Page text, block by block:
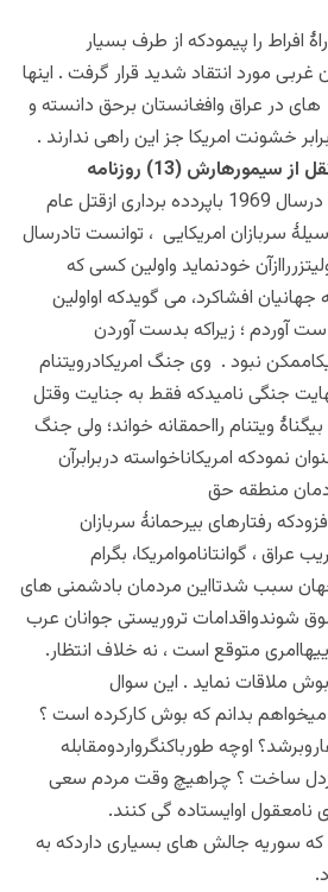
افراط را پیمودکه از طرف بسیار
غربی مورد انتقاد شدید قرار گرفت . اینها
در عراق وافغانستان برحق دانسته و
خشونت امریکا جز این راهی ندارند .
شرق الاوسط به نقل از سیمورهارش (13) روزنامه
که درسال 1969 باپردده برداری ازقتل عام
سربازان امریکایی ، توانست تادرسال
پولیتزرراازآن خودنماید واولین کسی که
جهانیان افشاکرد، می گویدکه اواولین
آوردم ؛ زیراکه بدست آوردن
نبود . وی جنگ امریکادرویتنام
جنگی نامیدکه فقط به جنایت وقتل
ویتنام رااحمقانه خواند؛ ولی جنگ
نمودکه امریکاناخواسته دربرابرآن
منطقه حق
رفتارهای بیرحمانۀ سربازان
عراق ، گوانتاناموامریکا، بگرام
سبب شدتااین مردمان بادشمنی های
شوندواقدامات تروریستی جوانان عرب
متوقع است ، نه خلاف انتظار.
ملاقات نماید . این سوال
میخواهم بدانم که بوش کارکرده است ؟
اوچه طورباکنگرواردومقابله
ساخت ؟ چراهیچ وقت مردم سعی
نامعقول اوایستاده گی کنند.
سوریه جالش های بسیاری داردکه به